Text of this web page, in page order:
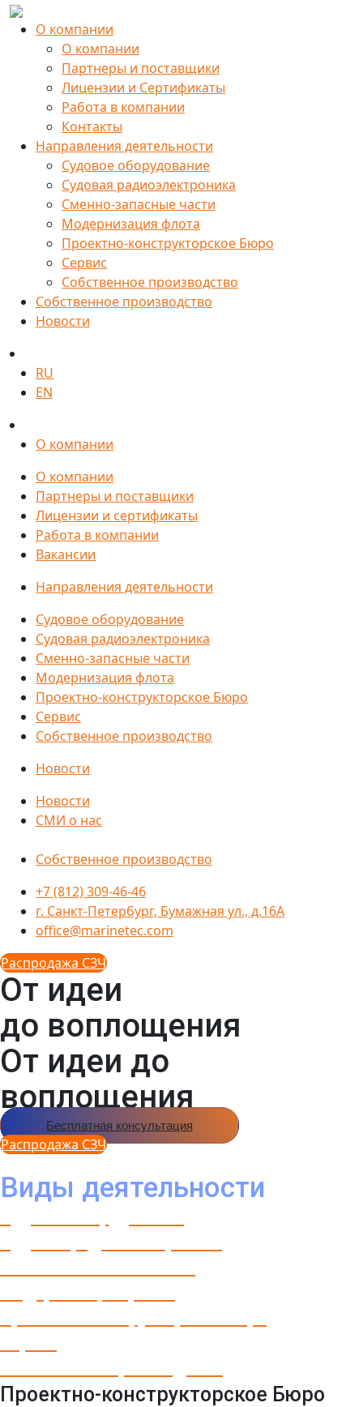
О компании
О компании
Партнеры и поставщики
Лицензии и Сертификаты
Работа в компании
Контакты
Направления деятельности
Судовое оборудование
Судовая радиоэлектроника
Сменно-запасные части
Модернизация флота
Проектно-конструкторское Бюро
Сервис
Собственное производство
Собственное производство
Новости
RU
EN
О компании
О компании
Партнеры и поставщики
Лицензии и сертификаты
Работа в компании
Вакансии
Направления деятельности
Судовое оборудование
Судовая радиоэлектроника
Сменно-запасные части
Модернизация флота
Проектно-конструкторское Бюро
Сервис
Собственное производство
Новости
Новости
СМИ о нас
Собственное производство
+7 (812) 309-46-46
г. Санкт-Петербург, Бумажная ул., д.16А
office@marinetec.com
Распродажа СЗЧ
От идеи
до воплощения
От идеи до
воплощения
Бесплатная консультация
Распродажа СЗЧ
Виды деятельности
Проектно-конструкторское Бюро